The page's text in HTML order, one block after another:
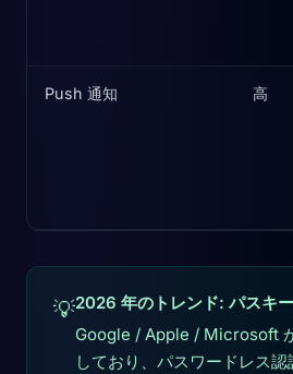
Push 通知 高
💡2026 年のトレンド: パスキ
Google / Apple / Microsoft
しており、パスワードレス